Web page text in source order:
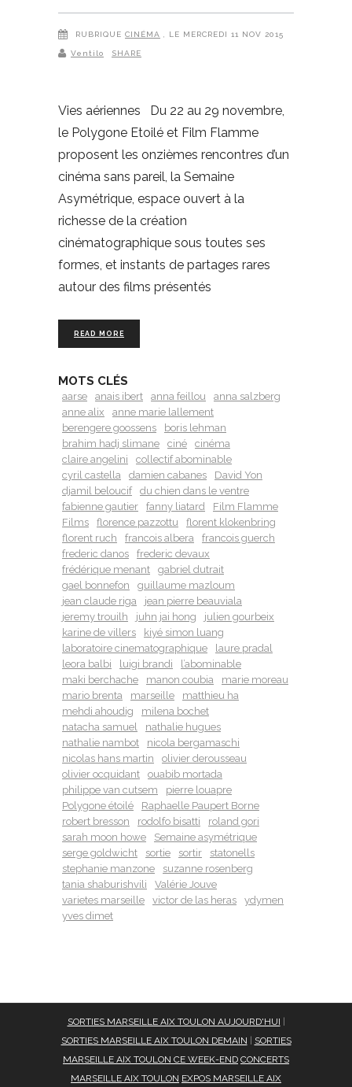
RUBRIQUE CINÉMA , LE MERCREDI 11 NOV 2015
Ventilo SHARE
Vies aériennes Du 22 au 29 novembre,
le Polygone Etoilé et Film Flamme
proposent les onzièmes rencontres d’un
cinéma sans pareil, la Semaine
Asymétrique, espace ouvert à la
richesse de la création
cinématographique sous toutes ses
formes, et instants de partages rares
autour des films présentés
READ MORE
MOTS CLÉS
aarse anais ibert anna feillou
anna salzberg
anne alix
anne marie lallement
berengere goossens
boris lehman
brahim hadj slimane
ciné
cinéma
claire angelini
collectif abominable
cyril castella
damien cabanes
David Yon
djamil beloucif
du chien dans le ventre
fabienne gautier
fanny liatard
Film Flamme
Films
florence pazzottu
florent klokenbring
florent ruch
francois albera
francois guerch
frederic danos
frederic devaux
frédérique menant
gabriel dutrait
gael bonnefon
guillaume mazloum
jean claude riga
jean pierre beauviala
jeremy trouilh
juhn jai hong
julien gourbeix
karine de villers
kiyé simon luang
laboratoire cinematographique
laure pradal
leora balbi
luigi brandi
l’abominable
maki berchache
manon coubia
marie moreau
mario brenta
marseille
matthieu ha
mehdi ahoudig
milena bochet
natacha samuel
nathalie hugues
nathalie nambot
nicola bergamaschi
nicolas hans martin
olivier derousseau
olivier ocquidant
ouabib mortada
philippe van cutsem
pierre louapre
Polygone étoilé
Raphaelle Paupert Borne
robert bresson
rodolfo bisatti
roland gori
sarah moon howe
Semaine asymétrique
serge goldwicht
sortie sortir
statonells
stephanie manzone
suzanne rosenberg
tania shaburishvili
Valérie Jouve
varietes marseille
victor de las heras
ydymen
yves dimet
SORTIES MARSEILLE AIX TOULON AUJOURD'HUI
SORTIES MARSEILLE AIX TOULON DEMAIN
SORTIES
MARSEILLE AIX TOULON CE WEEK-END CONCERTS
MARSEILLE AIX TOULON EXPOS MARSEILLE AIX